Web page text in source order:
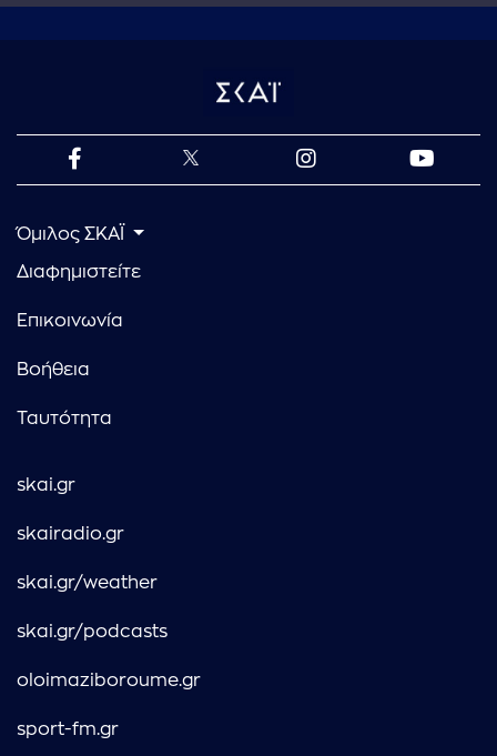
Όμιλος ΣΚΑΪ
Διαφημιστείτε
Επικοινωνία
Βοήθεια
Ταυτότητα
skai.gr
skairadio.gr
skai.gr/weather
skai.gr/podcasts
oloimaziboroume.gr
sport-fm.gr